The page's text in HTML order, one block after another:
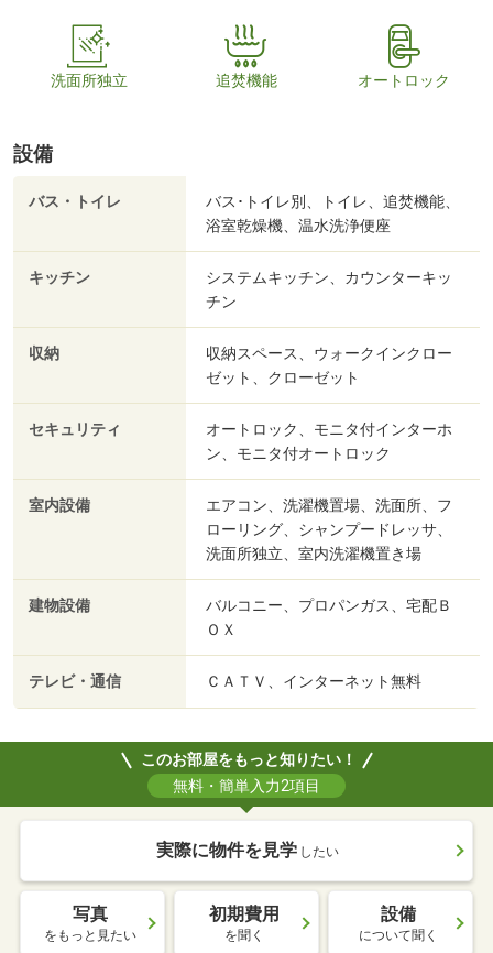
洗面所独立 追焚機能 オートロック
設備
バス・トイレ
バス･トイレ別、トイレ、追焚機能、
浴室乾燥機、温水洗浄便座
キッチン
システムキッチン、カウンターキッ
チン
収納
収納スペース、ウォークインクロー
ゼット、クローゼット
セキュリティ
オートロック、モニタ付インターホ
ン、モニタ付オートロック
室内設備
エアコン、洗濯機置場、洗面所、フ
ローリング、シャンプードレッサ、
洗面所独立、室内洗濯機置き場
建物設備
バルコニー、プロパンガス、宅配Ｂ
ＯＸ
テレビ・通信 ＣＡＴＶ、インターネット無料
このお部屋をもっと知りたい！
無料・簡単入力2項目
実際に物件を見学 したい
写真
をもっと見たい
初期費用
を聞く
設備
について聞く